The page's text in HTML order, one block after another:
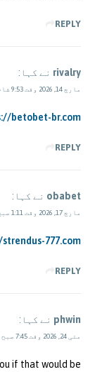
REPLY
rivalry نے کہا:
مارچ 14, 2026 وقت 9:53 شام
betobet-br.com
REPLY
obabet نے کہا:
مارچ 17, 2026 وقت 1:11 صبح
777.com
REPLY
phwin نے کہا:
مئی 24, 2026 وقت 7:45 صبح
if that would be